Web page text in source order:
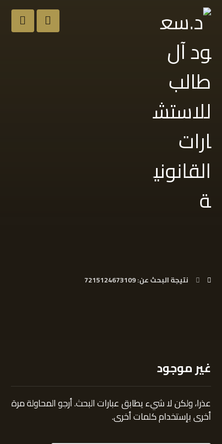
نتيجة البحث عن: 7215124673109
غير موجود
عذرا، ولكن لا شيء يطابق عبارات البحث. أرجو المحاولة مرة
أخرى بإستخدام كلمات أخرى.